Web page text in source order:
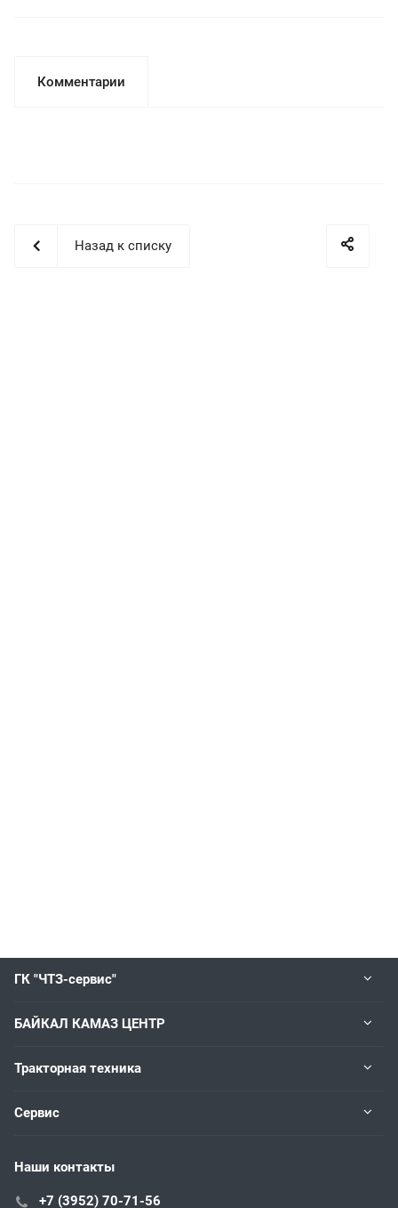
Комментарии
Назад к списку
ГК "ЧТЗ-сервис"
БАЙКАЛ КАМАЗ ЦЕНТР
Тракторная техника
Сервис
Наши контакты
+7 (3952) 70-71-56